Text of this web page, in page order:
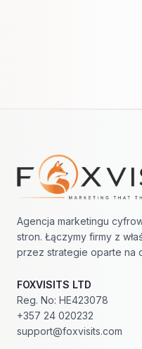
Nawigacja w stopce
Agencja marketingu
stron. Łączymy firmy z
przez strategie oparte na
FOXVISITS LTD
Reg. No: HE423078
+357 24 020232
support@foxvisits.com